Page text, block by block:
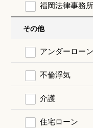
福岡法律事務所
その他
アンダーローン
不倫浮気
介護
住宅ローン